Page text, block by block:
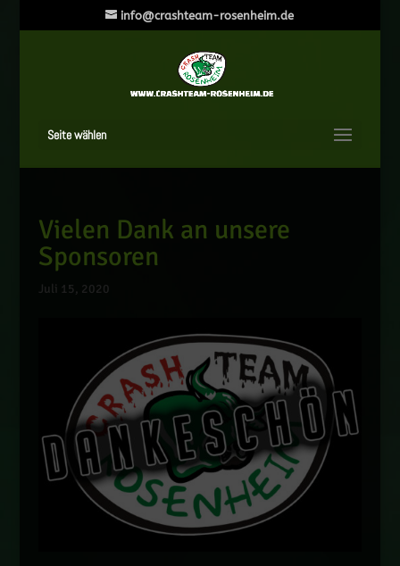
info@crashteam-rosenheim.de
Seite wählen
Vielen Dank an unsere
Sponsoren
Juli 15, 2020